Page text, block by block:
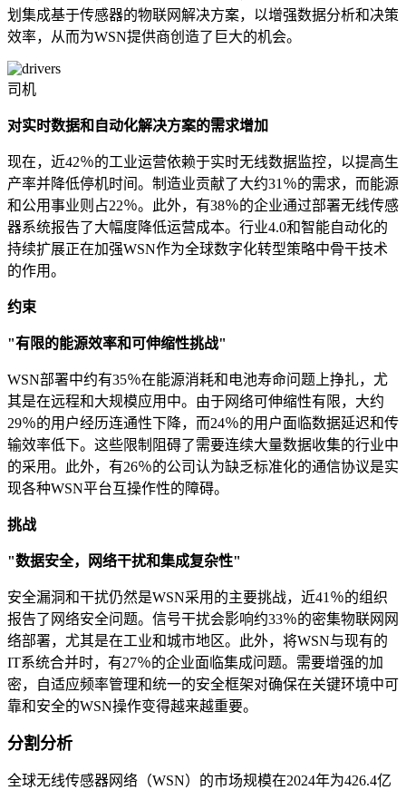
划集成基于传感器的物联网解决方案，以增强数据分析和决策
效率，从而为WSN提供商创造了巨大的机会。
司机
对实时数据和自动化解决方案的需求增加
现在，近42％的工业运营依赖于实时无线数据监控，以提高生
产率并降低停机时间。制造业贡献了大约31％的需求，而能源
和公用事业则占22％。此外，有38％的企业通过部署无线传感
器系统报告了大幅度降低运营成本。行业4.0和智能自动化的
持续扩展正在加强WSN作为全球数字化转型策略中骨干技术
的作用。
约束
"有限的能源效率和可伸缩性挑战"
WSN部署中约有35％在能源消耗和电池寿命问题上挣扎，尤
其是在远程和大规模应用中。由于网络可伸缩性有限，大约
29％的用户经历连通性下降，而24％的用户面临数据延迟和传
输效率低下。这些限制阻碍了需要连续大量数据收集的行业中
的采用。此外，有26％的公司认为缺乏标准化的通信协议是实
现各种WSN平台互操作性的障碍。
挑战
"数据安全，网络干扰和集成复杂性"
安全漏洞和干扰仍然是WSN采用的主要挑战，近41％的组织
报告了网络安全问题。信号干扰会影响约33％的密集物联网网
络部署，尤其是在工业和城市地区。此外，将WSN与现有的
IT系统合并时，有27％的企业面临集成问题。需要增强的加
密，自适应频率管理和统一的安全框架对确保在关键环境中可
靠和安全的WSN操作变得越来越重要。
分割分析
全球无线传感器网络（WSN）的市场规模在2024年为426.4亿